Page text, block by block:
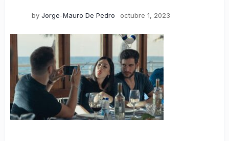
by Jorge-Mauro De Pedro octubre 1, 2023